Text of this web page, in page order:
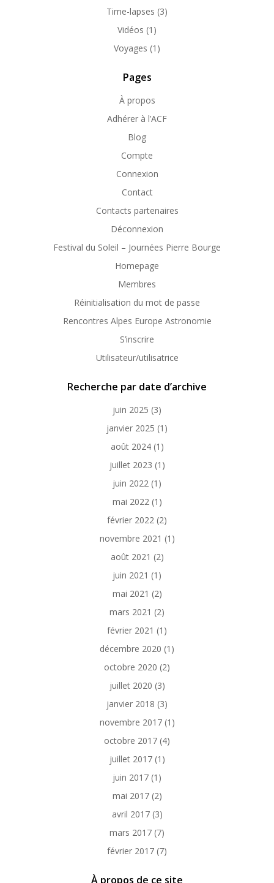
Time-lapses (3)
Vidéos (1)
Voyages (1)
Pages
À propos
Adhérer à l’ACF
Blog
Compte
Connexion
Contact
Contacts partenaires
Déconnexion
Festival du Soleil – Journées Pierre Bourge
Homepage
Membres
Réinitialisation du mot de passe
Rencontres Alpes Europe Astronomie
S’inscrire
Utilisateur/utilisatrice
Recherche par date d’archive
juin 2025 (3)
janvier 2025 (1)
août 2024(1)
juillet 2023 (1)
juin 2022 (1)
mai 2022(1)
février 2022 (2)
novembre 2021 (1)
août 2021 (2)
juin 2021 (1)
mai 2021 (2)
mars 2021 (2)
février 2021 (1)
décembre 2020 (1)
octobre 2020 (2)
juillet 2020 (3)
janvier 2018 (3)
novembre 2017(1)
octobre 2017 (4)
juillet 2017(1)
juin 2017 (1)
mai 2017(2)
avril 2017(3)
mars 2017 (7)
février 2017 (7)
À propos de ce site